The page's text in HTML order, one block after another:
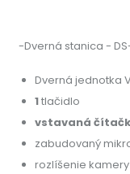
-Dverná stanica -
Dverná jednotka
1tlačidlo
vstavaná
zabudovaný
rozlíšenie kamery